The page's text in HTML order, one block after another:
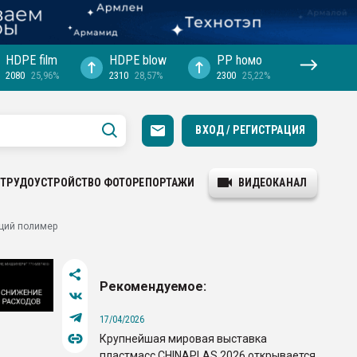
HDPE film
2080 25,96%
HDPE blow
2310 28,57%
PP hомо
2300 25,22%
ВХОД / РЕГИСТРАЦИЯ
ТРУДОУСТРОЙСТВО ФОТОРЕПОРТАЖИ ВИДЕОКАНАЛ
полимер
Рекомендуемое:
17/04/2026
Крупнейшая мировая выставка